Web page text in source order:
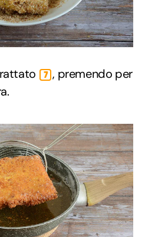
7 , premendo per